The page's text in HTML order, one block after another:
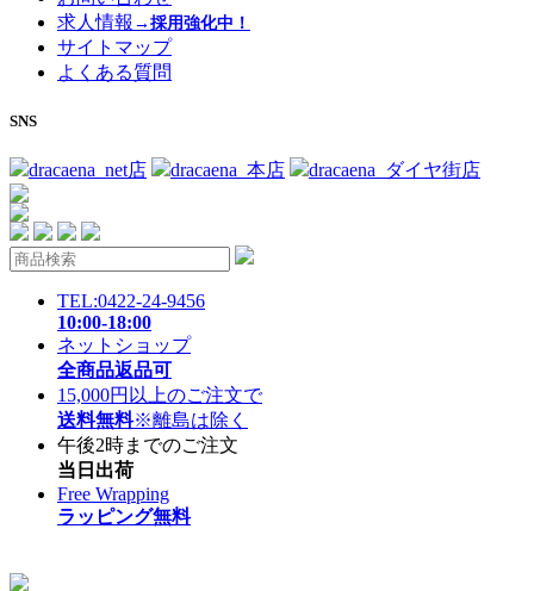
求人情報 →採用強化中！
サイトマップ
よくある質問
SNS
dracaena_net店 dracaena_本店 dracaena_ダイヤ街店
TEL:0422-24-9456
10:00-18:00
ネットショップ
全商品返品可
15,000円以上のご注文で
送料無料※離島は除く
午後2時までのご注文
当日出荷
Free Wrapping
ラッピング無料